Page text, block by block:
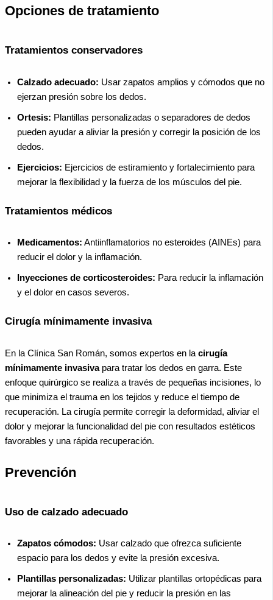
Opciones de tratamiento
Tratamientos conservadores
Calzado adecuado: Usar zapatos amplios y cómodos que no
ejerzan presión sobre los dedos.
Ortesis: Plantillas personalizadas o separadores de dedos
pueden ayudar a aliviar la presión y corregir la posición de los
dedos.
Ejercicios: Ejercicios de estiramiento y fortalecimiento para
mejorar la flexibilidad y la fuerza de los músculos del pie.
Tratamientos médicos
Medicamentos: Antiinflamatorios no esteroides (AINEs) para
reducir el dolor y la inflamación.
Inyecciones de corticosteroides: Para reducir la inflamación
y el dolor en casos severos.
Cirugía mínimamente invasiva
En la Clínica San Román, somos expertos en la cirugía
mínimamente invasivapara tratar los dedos en garra. Este
enfoque quirúrgico se realiza a través de pequeñas incisiones, lo
que minimiza el trauma en los tejidos y reduce el tiempo de
recuperación. La cirugía permite corregir la deformidad, aliviar el
dolor y mejorar la funcionalidad del pie con resultados estéticos
favorables y una rápida recuperación.
Prevención
Uso de calzado adecuado
Zapatos cómodos: Usar calzado que ofrezca suficiente
espacio para los dedos y evite la presión excesiva.
Plantillas personalizadas: Utilizar plantillas ortopédicas para
mejorar la alineación del pie y reducir la presión en las